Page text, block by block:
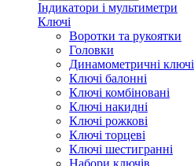
Індикатори і мультиметри
Ключі
Воротки та рукоятки
Головки
Динамометричні ключі
Ключі балонні
Ключі комбіновані
Ключі накидні
Ключі рожкові
Ключі торцеві
Ключі шестигранні
Набори ключів